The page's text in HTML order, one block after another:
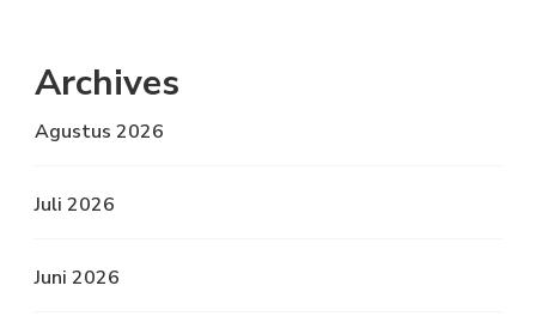
Archives
Agustus 2026
Juli 2026
Juni 2026